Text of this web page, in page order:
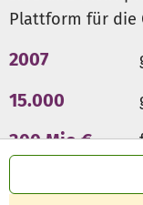
Plattform für die
2007
15.000
300 Mio €